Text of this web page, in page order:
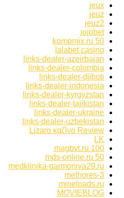
jeux
jeuz
jeuz2
jojobet
kompmix.ru 50
lalabet casino
links-dealer-azeirbajan
links-dealer-colombia
links-dealer-djiboti
links-dealer-indonesia
links-dealer-kyrgyzstan
links-dealer-tajikistan
links-dealer-ukraine
links-dealer-uzbekistan
Lizaro καζίνο Review
LK
magbvt.ru 100
mds-online.ru 50
medklinika-garmoniya29.ru
melhores-3
mineloads.ru
MOVIEBLOG